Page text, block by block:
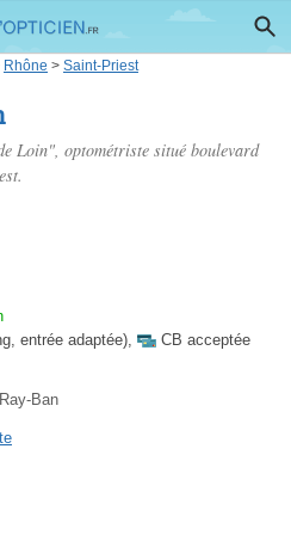
Rhône > Saint-Priest
Loin", optométriste situé boulevard
entrée adaptée),
CB acceptée
Ban